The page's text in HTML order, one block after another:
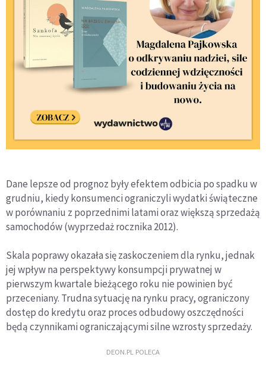
Dane lepsze od prognoz były efektem odbicia po spadku w
grudniu, kiedy konsumenci ograniczyli wydatki świąteczne
w porównaniu z poprzednimi latami oraz większą sprzedażą
samochodów (wyprzedaż rocznika 2012).
Skala poprawy okazała się zaskoczeniem dla rynku, jednak
jej wpływ na perspektywy konsumpcji prywatnej w
pierwszym kwartale bieżącego roku nie powinien być
przeceniany. Trudna sytuację na rynku pracy, ograniczony
dostęp do kredytu oraz proces odbudowy oszczędności
będą czynnikami ograniczającymi silne wzrosty sprzedaży.
DEON.PL POLECA